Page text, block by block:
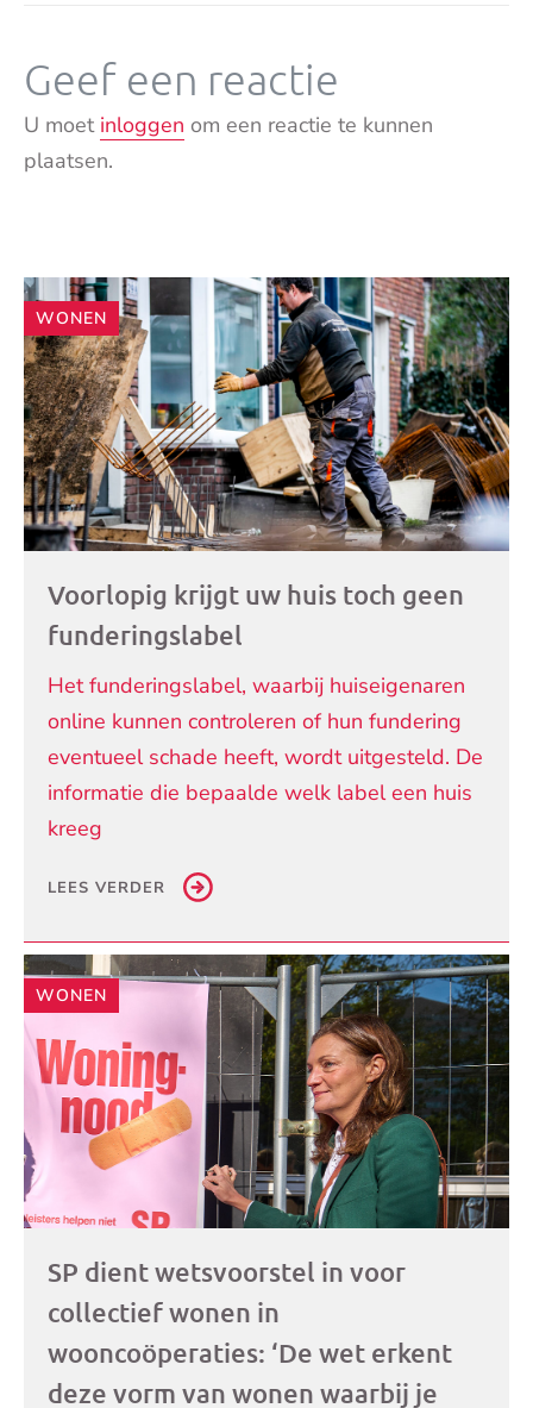
Geef een reactie
U moet inloggen om een reactie te kunnen
plaatsen.
Andere
artikelen
WONEN
Voorlopig krijgt uw huis toch geen
funderingslabel
Het funderingslabel, waarbij huiseigenaren
online kunnen controleren of hun fundering
eventueel schade heeft, wordt uitgesteld. De
informatie die bepaalde welk label een huis
kreeg
LEES VERDER
WONEN
SP dient wetsvoorstel in voor
collectief wonen in
wooncoöperaties: ‘De wet erkent
deze vorm van wonen waarbij je